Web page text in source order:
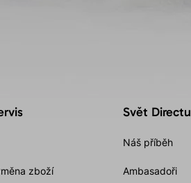
zboží
Svět Directu
Náš příběh
Ambasadoři